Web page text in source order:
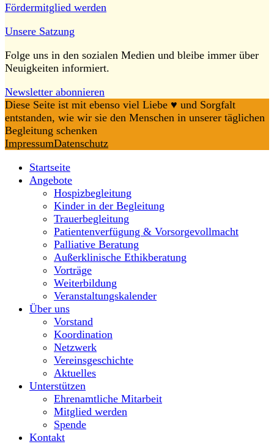
Fördermitglied werden
Unsere Satzung
Folge uns in den sozialen Medien und bleibe immer über
Neuigkeiten informiert.
Newsletter abonnieren
Diese Seite ist mit ebenso viel Liebe ♥️ und Sorgfalt
entstanden, wie wir sie den Menschen in unserer täglichen
Begleitung schenken
ImpressumDatenschutz
Startseite
Angebote
Hospizbegleitung
Kinder in der Begleitung
Trauerbegleitung
Patientenverfügung & Vorsorgevollmacht
Palliative Beratung
Außerklinische Ethikberatung
Vorträge
Weiterbildung
Veranstaltungskalender
Über uns
Vorstand
Koordination
Netzwerk
Vereinsgeschichte
Aktuelles
Unterstützen
Ehrenamtliche Mitarbeit
Mitglied werden
Spende
Kontakt